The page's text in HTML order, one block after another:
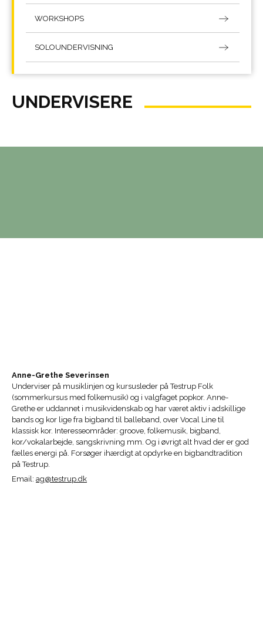
WORKSHOPS
SOLOUNDERVISNING
UNDERVISERE
Anne-Grethe Severinsen
Underviser på musiklinjen og kursusleder på Testrup Folk
(sommerkursus med folkemusik) og i valgfaget popkor. Anne-
Grethe er uddannet i musikvidenskab og har været aktiv i adskillige
bands og kor lige fra bigband til balleband, over Vocal Line til
klassisk kor. Interesseområder: groove, folkemusik, bigband,
kor/vokalarbejde, sangskrivning mm. Og i øvrigt alt hvad der er god
fælles energi på. Forsøger ihærdigt at opdyrke en bigbandtradition
på Testrup.
Email: ag@testrup.dk